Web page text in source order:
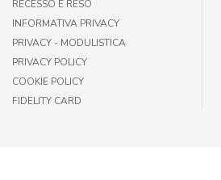
RECESSO E RESO
INFORMATIVA PRIVACY
PRIVACY - MODULISTICA
PRIVACY POLICY
COOKIE POLICY
FIDELITY CARD